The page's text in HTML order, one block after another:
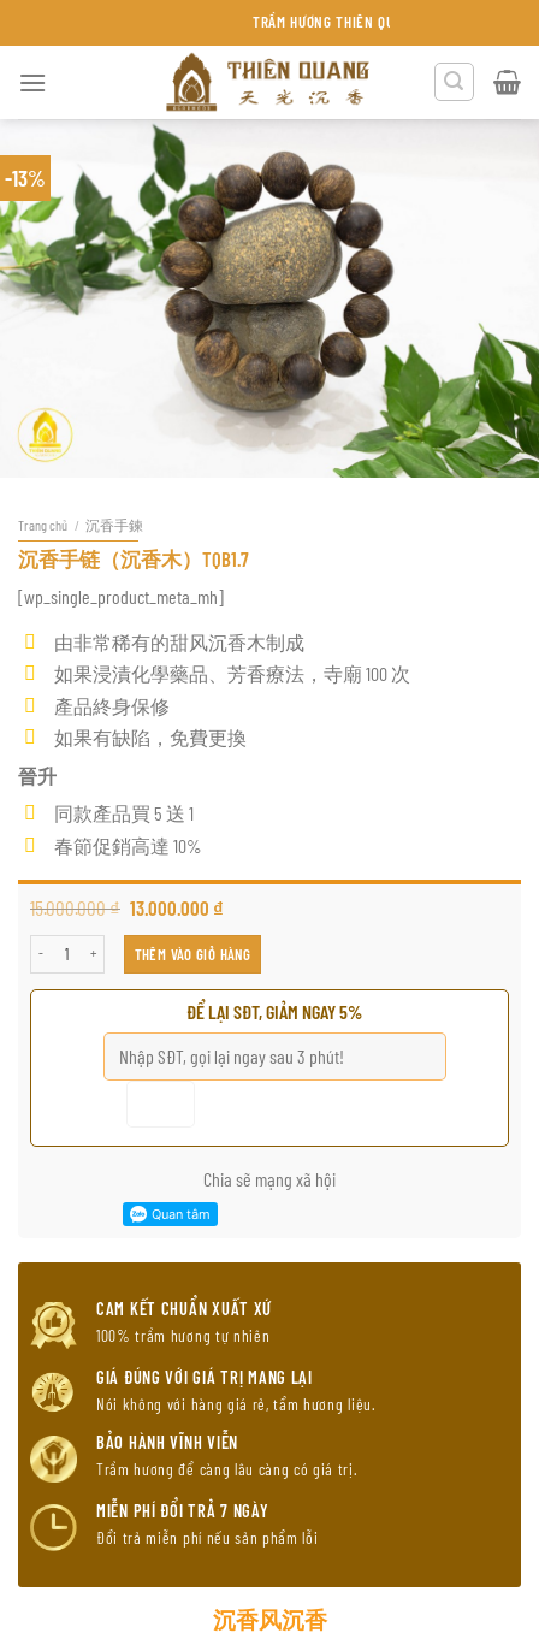
đến
TRẦM HƯƠNG THIÊN QUANG KHÁNH HÒA
-13%
Trang chủ / 沉香手鍊
沉香手链（沉香木）TQB1.7
[wp_single_product_meta_mh]
由非常稀有的甜风沉香木制成
如果浸漬化學藥品、芳香療法，寺廟 100 次
產品終身保修
如果有缺陷，免費更換
晉升
同款產品買 5 送 1
春節促銷高達 10%
15.000.000₫ 13.000.000 ₫
沉香手链（沉香木）TQB1.7 số lượng
THÊM VÀO GIỎ HÀNG
ĐỂ LẠI SĐT, GIẢM NGAY 5%
Chia sẽ mạng xã hội
CAM KẾT CHUẨN XUẤT XỨ
100% trầm hương tự nhiên
GIÁ ĐÚNG VỚI GIÁ TRỊ MANG LẠI
Nói không với hàng giá rẻ, tẩm hương liệu.
BẢO HÀNH VĨNH VIỄN
Trầm hương để càng lâu càng có giá trị.
MIỄN PHÍ ĐỔI TRẢ 7 NGÀY
Đổi trả miễn phí nếu sản phẩm lỗi
沉香风沉香